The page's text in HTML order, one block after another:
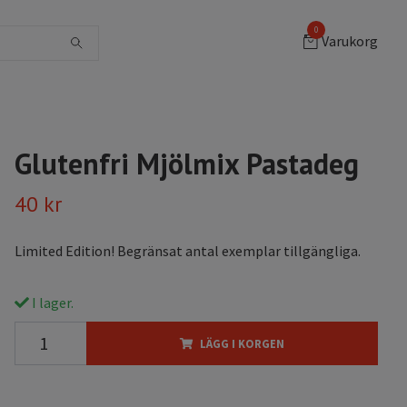
0
Varukorg
Glutenfri Mjölmix Pastadeg
40 kr
Limited Edition! Begränsat antal exemplar tillgängliga.
I lager.
LÄGG I KORGEN